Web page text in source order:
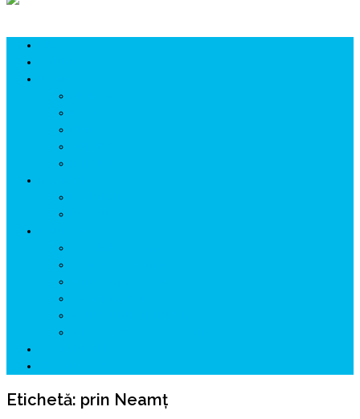
Etichetă: prin Neamţ